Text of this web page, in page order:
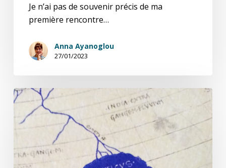
Je n’ai pas de souvenir précis de ma
première rencontre…
Anna Ayanoglou
27/01/2023
L’Education
géographique